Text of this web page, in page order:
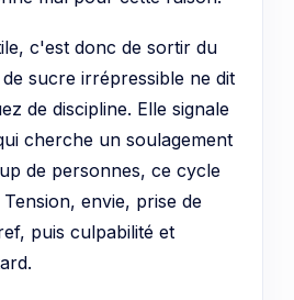
c'est donc de sortir du
sucre irrépressible ne dit
de discipline. Elle signale
cherche un soulagement
de personnes, ce cycle
envie, prise de
puis culpabilité et